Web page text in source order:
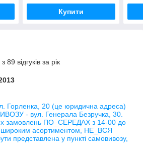
Купити
89 відгуків за рік
Горленка, 20 (це юридична адреса)
- вул. Генерала Безручка, 30.
замовлень ПО_СЕРЕДАХ з 14-00 до
широким асортиментом, НЕ_ВСЯ
представлена у пункті самовивозу,